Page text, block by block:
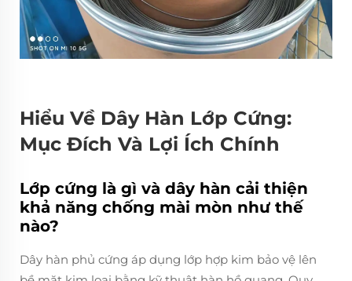
Hiểu Về Dây Hàn Lớp Cứng:
Mục Đích Và Lợi Ích Chính
Lớp cứng là gì và dây hàn cải thiện
khả năng chống mài mòn như thế
nào?
Dây hàn phủ cứng áp dụng lớp hợp kim bảo vệ lên